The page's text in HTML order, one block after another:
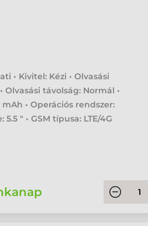
• Kivitel: Kézi • Olvasási
távolság: Normál •
• Operációs rendszer:
" • GSM típusa: LTE/4G